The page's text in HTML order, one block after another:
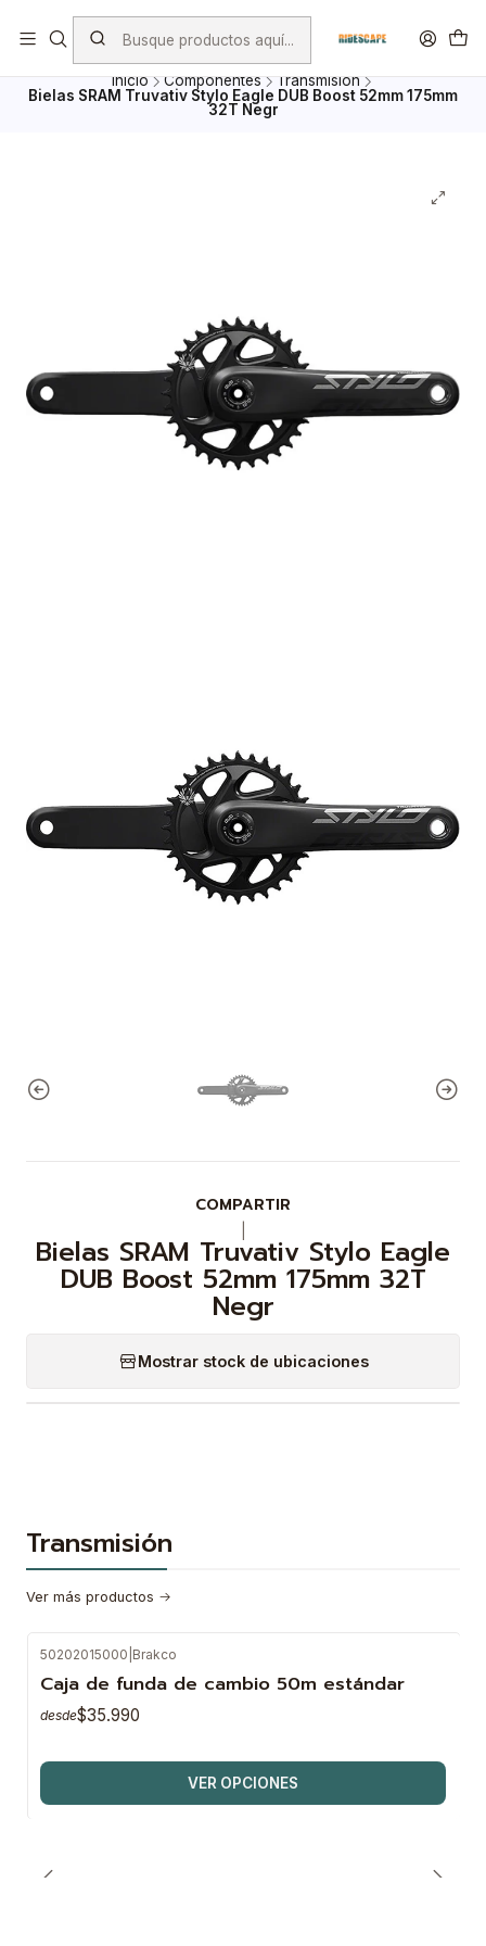
Envio Gratis por compras superiores a $ 100.000.- excepto
Bicicletas, porta Bicicletas y Mayoristas
Inicio Componentes
Transmisión
Bielas SRAM Truvativ Stylo Eagle DUB Boost 52mm 175mm
32T Negr
COMPARTIR
Bielas SRAM Truvativ Stylo Eagle
DUB Boost 52mm 175mm 32T
Negr
Mostrar stock de ubicaciones
Transmisión
Ver más productos
50202015000 Brakco
Caja de funda de cambio 50m estándar
desde$35.990
VER OPCIONES